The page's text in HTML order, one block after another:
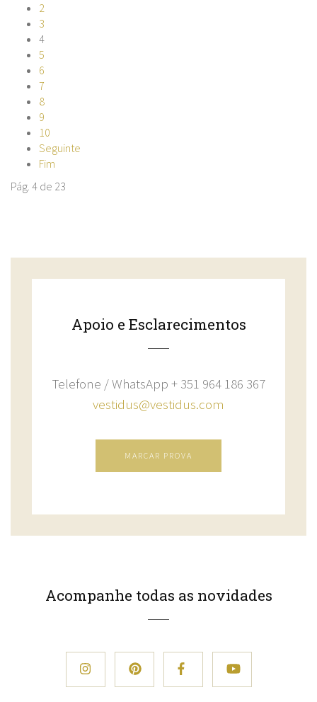
2
3
4
5
6
7
8
9
10
Seguinte
Fim
Pág. 4 de 23
Apoio e Esclarecimentos
Telefone / WhatsApp + 351 964 186 367
vestidus@vestidus.com
MARCAR PROVA
Acompanhe todas as novidades